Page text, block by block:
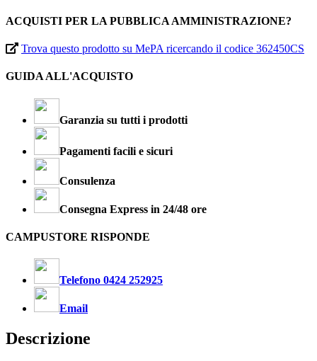
ACQUISTI PER LA PUBBLICA AMMINISTRAZIONE?
Trova questo prodotto su MePA ricercando il codice 362450CS
GUIDA ALL'ACQUISTO
Garanzia su tutti i prodotti
Pagamenti facili e sicuri
Consulenza
Consegna Express in 24/48 ore
CAMPUSTORE RISPONDE
Telefono 0424 252925
Email
Descrizione